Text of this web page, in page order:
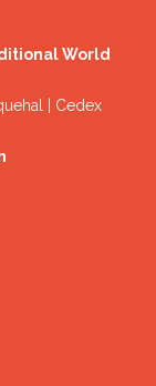
World
| Cedex